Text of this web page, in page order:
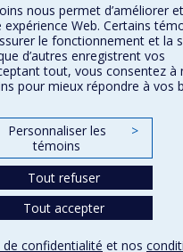
SCIENCES
nous permet d’améliorer
Web. Certains
le fonctionnement et la
d’autres enregistrent vos
tout, vous consentez à
pour mieux répondre à vos
Personnaliser les
témoins
>
Tout refuser
Tout accepter
confidentialité et nos